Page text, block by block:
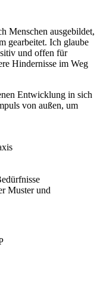
Menschen ausgebildet,
gearbeitet. Ich glaube
und offen für
Hindernisse im Weg
Entwicklung in sich
von außen, um
Muster und